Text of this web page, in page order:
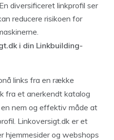
En diversificeret linkprofil ser
reducere risikoen for
i din Linkbuilding-
links fra en række
fra et anerkendt katalog
nem og effektiv måde at
Linkoversigt.dk er et
hjemmesider og webshops